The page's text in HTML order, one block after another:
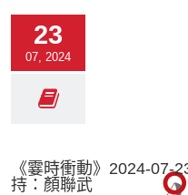
23
07, 2024
《霎時衝動》2024-07-
持：顏聯武